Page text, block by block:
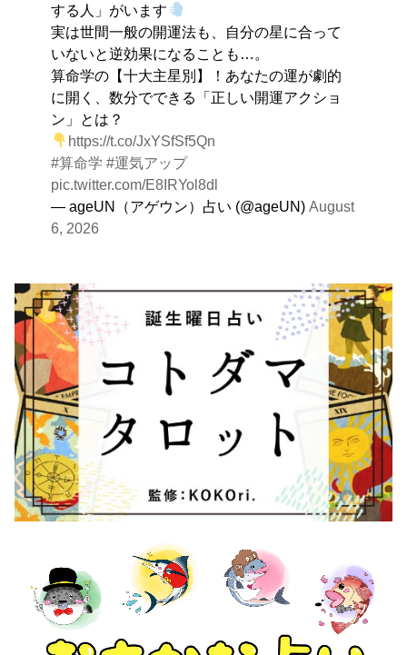
する人」がいます
実は世間一般の開運法も、自分の星に合って
いないと逆効果になることも…。
算命学の【十大主星別】！あなたの運が劇的
に開く、数分でできる「正しい開運アクショ
ン」とは？
https://t.co/JxYSfSf5Qn
#算命学 #運気アップ
pic.twitter.com/E8IRYol8dl
— ageUN（アゲウン）占い (@ageUN)August
6, 2026